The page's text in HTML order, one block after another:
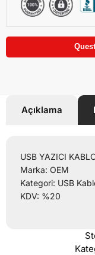
Açıklama
USB YAZICI
Marka: OEM
Kategori: USB
KDV: %20